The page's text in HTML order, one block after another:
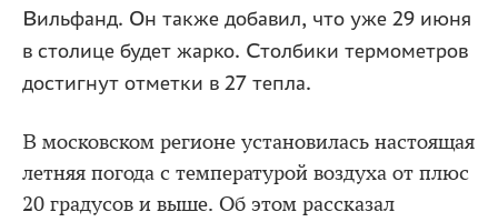
Вильфанд. Он также добавил, что уже 29 июня
в столице будет жарко. Столбики термометров
достигнут отметки в 27 тепла.
В московском регионе установилась настоящая
летняя погода с температурой воздуха от плюс
20 градусов и выше. Об этом рассказал